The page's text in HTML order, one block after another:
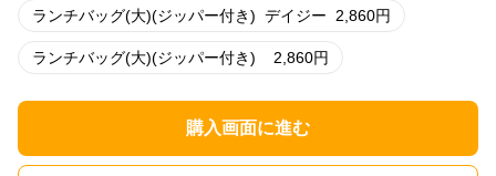
ランチバッグ(大)(ジッパー付き) デイジー 2,860円
ランチバッグ(大)(ジッパー付き) 2,860円
購入画面に進む